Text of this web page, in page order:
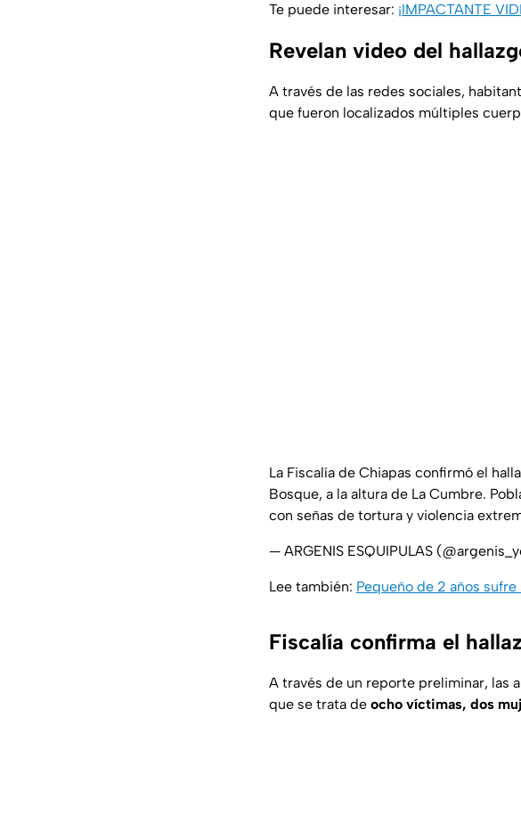
Te puede interesar: ¡IMPACTANTE
Revelan video del
A través de las redes sociales,
que fueron localizados múltiples
La Fiscalía de Chiapas confirmó el
Bosque, a la altura de La Cumbre.
con señas de tortura y violencia
— ARGENIS ESQUIPULAS
Lee también: Pequeño de 2 años
Fiscalía confirma el
A través de un reporte preliminar, las
que se trata de ocho víctimas, dos